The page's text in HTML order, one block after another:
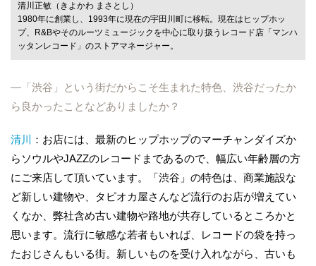
清川正敏（きよかわ まさとし）
1980年に創業し、1993年に現在の宇田川町に移転。現在はヒップホッ
プ、R&Bやそのルーツミュージックを中心に取り扱うレコード店「マンハ
ッタンレコード」のストアマネージャー。
―「渋谷」という街だからこそ生まれた特色、渋谷だったか
ら良かったことなどありましたか？
清川
：お店には、最新のヒップホップのマーチャンダイズか
らソウルやJAZZのレコードまであるので、幅広い年齢層の方
にご来店して頂いています。「渋谷」の特色は、商業施設な
ど新しい建物や、タピオカ屋さんなど流行のお店が増えてい
くなか、弊社含め古い建物や路地が共存しているところかと
思います。流行に敏感な若者もいれば、レコードの袋を持っ
たおじさんもいる街。新しいものを受け入れながら、古いも